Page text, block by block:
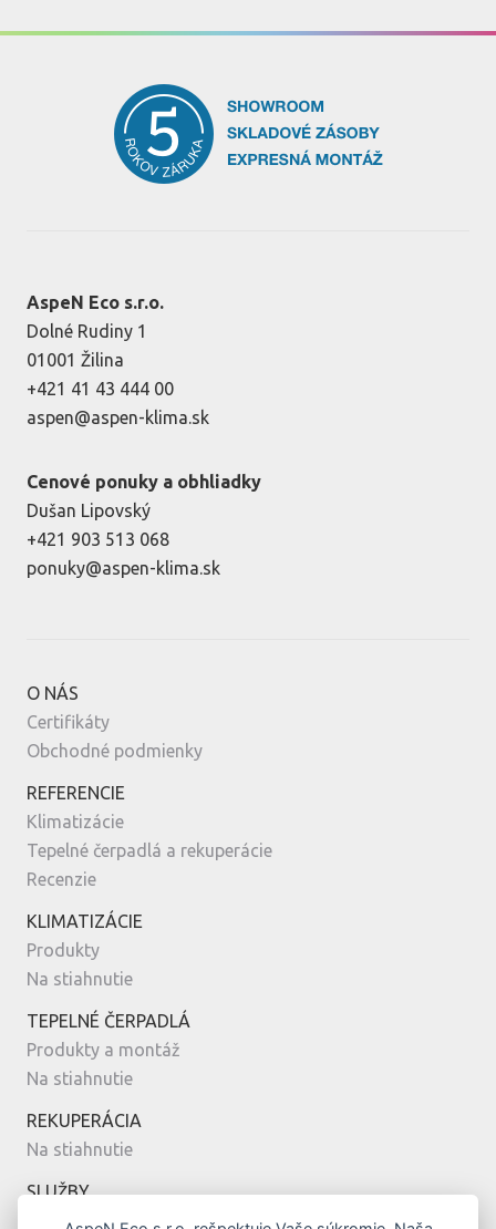
AspeN Eco s.r.o.
Dolné Rudiny 1
01001 Žilina
+421 41 43 444 00
aspen@aspen-klima.sk
Cenové ponuky a obhliadky
Dušan Lipovský
+421 903 513 068
ponuky@aspen-klima.sk
O NÁS
Certifikáty
Obchodné podmienky
REFERENCIE
Klimatizácie
Tepelné čerpadlá a rekuperácie
Recenzie
KLIMATIZÁCIE
Produkty
Na stiahnutie
TEPELNÉ ČERPADLÁ
Produkty a montáž
Na stiahnutie
REKUPERÁCIA
Na stiahnutie
SLUŽBY
Montáž